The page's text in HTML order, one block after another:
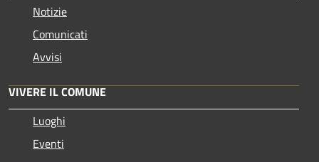
Notizie
Comunicati
Avvisi
VIVERE IL COMUNE
Luoghi
Eventi